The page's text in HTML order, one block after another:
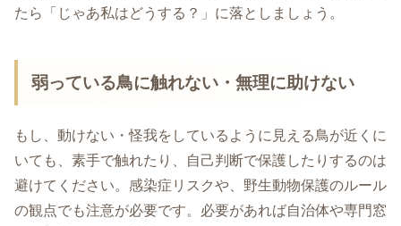
たら「じゃあ私はどうする？」に落としましょう。
弱っている鳥に触れない・無理に助けない
もし、動けない・怪我をしているように見える鳥が近くに
いても、素手で触れたり、自己判断で保護したりするのは
避けてください。感染症リスクや、野生動物保護のルール
の観点でも注意が必要です。必要があれば自治体や専門窓